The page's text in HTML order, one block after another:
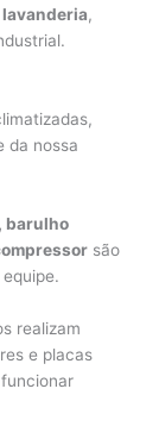
,
da nossa
barulho
são
realizam
e placas